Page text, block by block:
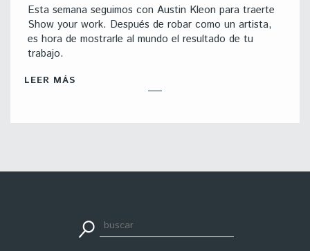
Esta semana seguimos con Austin Kleon para traerte
Show your work. Después de robar como un artista,
es hora de mostrarle al mundo el resultado de tu
trabajo.
LEER MÁS